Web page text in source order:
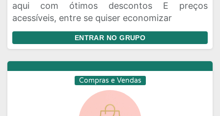
aqui com ótimos descontos E preços
acessíveis, entre se quiser economizar
ENTRAR NO GRUPO
Compras e Vendas